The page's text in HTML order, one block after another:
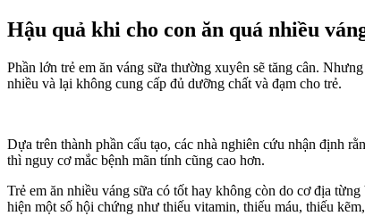
Hậu quả khi cho con ăn quá nhiều
Phần lớn trẻ em ăn váng sữa thường xuyên sẽ tăng cân.
nhiều và lại không cung cấp đủ dưỡng chất và đạm cho trẻ.
Dựa trên thành phần cấu tạo, các nhà nghiên cứu nhận định
thì nguy cơ mắc bệnh mãn tính cũng cao hơn.
Trẻ em ăn nhiều váng sữa có tốt hay không còn do cơ địa
hiện một số hội chứng như thiếu vitamin, thiếu máu, thiếu